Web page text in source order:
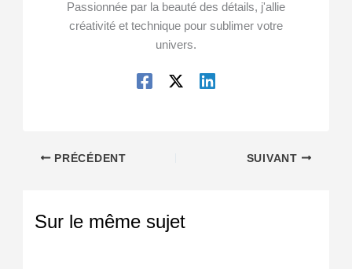
Passionnée par la beauté des détails, j'allie
créativité et technique pour sublimer votre
univers.
PRÉCÉDENT SUIVANT
Sur le même sujet